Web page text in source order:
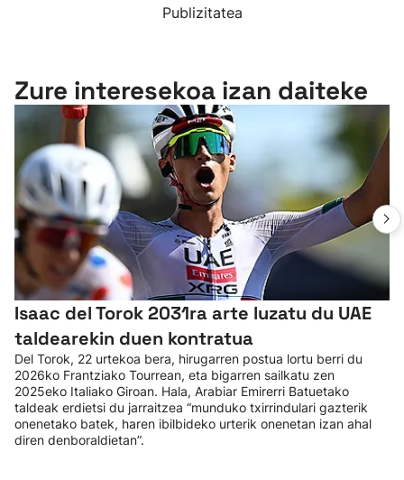
Publizitatea
Zure interesekoa izan daiteke
Isaac del Torok 2031ra arte luzatu du UAE
taldearekin duen kontratua
Del Torok, 22 urtekoa bera, hirugarren postua lortu berri du
2026ko Frantziako Tourrean, eta bigarren sailkatu zen
2025eko Italiako Giroan. Hala, Arabiar Emirerri Batuetako
taldeak erdietsi du jarraitzea “munduko txirrindulari gazterik
onenetako batek, haren ibilbideko urterik onenetan izan ahal
diren denboraldietan”.